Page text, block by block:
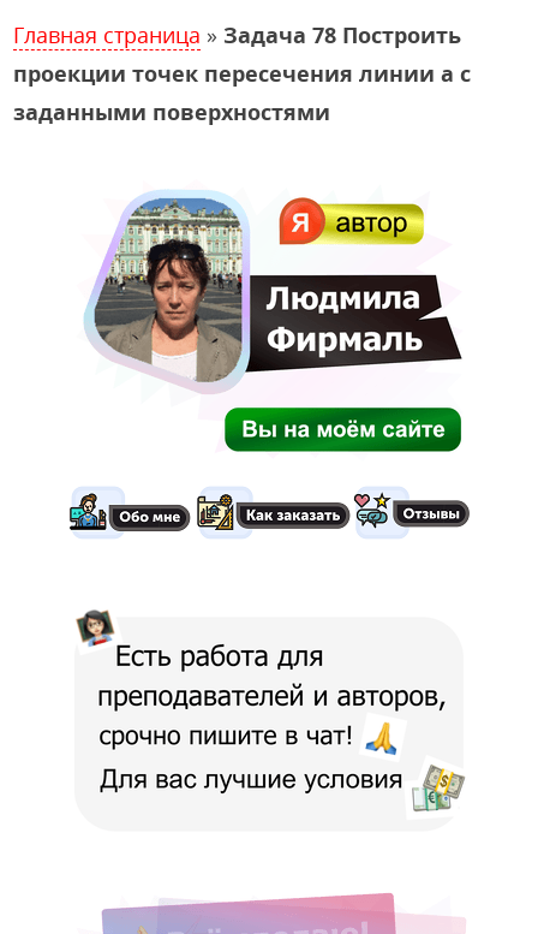
Главная страница » Задача 78 Построить
проекции точек пересечения линии а с
заданными поверхностями